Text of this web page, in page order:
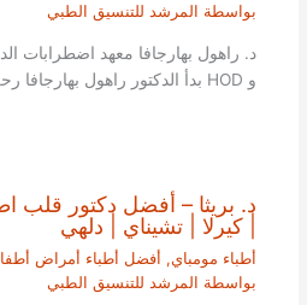
بواسطة المرشد للتنسيق الطبي
د. راهول بهارجافا معهد اضطرابات
و HOD بدأ الدكتور راهول بهارجافا رحلته في زراعة الخلايا […]
د. بريثا – أفضل دكتور قلب
| كيرلا | تشيناي | دلهي
أطباء مومباي, أفضل أطباء أمراض أطفال
بواسطة المرشد للتنسيق الطبي